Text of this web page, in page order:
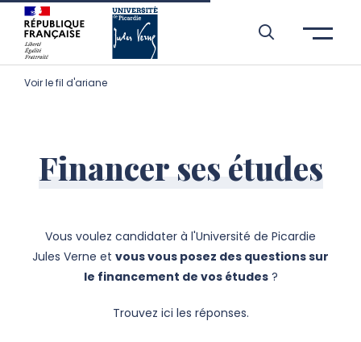
Aller à l’entête de page
Aller au menu principale
Aller au contenu principal
Aller à la recherche
Passer aux cookies
Aller au pied de page
Voir le fil d'ariane
Financer ses études
Vous voulez candidater à l'Université de Picardie
Jules Verne et vous vous posez des questions sur
le financement de vos études?
Trouvez ici les réponses.